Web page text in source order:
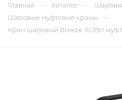
Главная — Каталог —
Шаровые муфтовые краны —
Кран шаровый Breeze 11с39п